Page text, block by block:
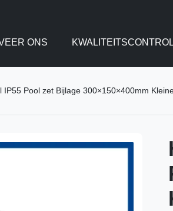
ONS
IP55 Pool zet Bijlage 300×150×400mm